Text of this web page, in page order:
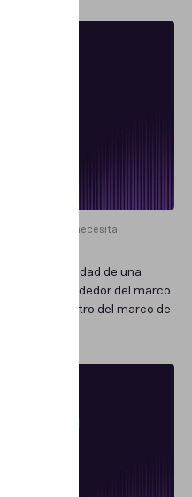
ícono si lo necesita.
la intensidad de una
alrededor del marco
imagen dentro del marco de